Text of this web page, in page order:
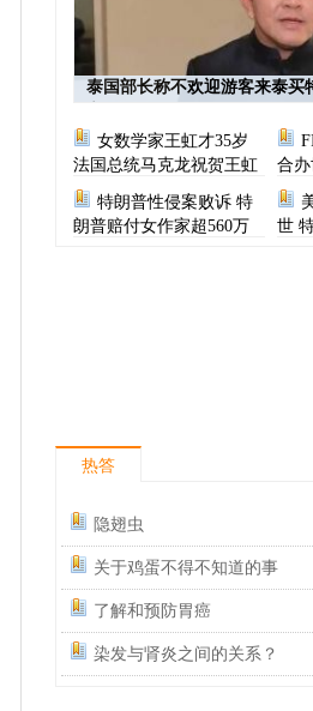
泰国部长称不欢迎游客来泰买
女数学家王虹才35岁
法国总统马克龙祝贺王虹
合
次选
特朗普性侵案败诉 特
朗普赔付女作家超560万
世
热答
隐翅虫
关于鸡蛋不得不知道的事
了解和预防胃癌
染发与肾炎之间的关系？